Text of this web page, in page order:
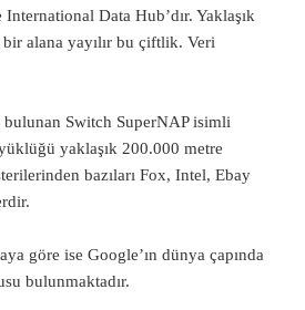
Data Hub’dır. Yaklaşık
alana yayılır bu çiftlik. Veri
Switch SuperNAP isimli
yaklaşık 200.000 metre
bazıları Fox, Intel, Ebay
göre ise Google’ın dünya çapında
bulunmaktadır.